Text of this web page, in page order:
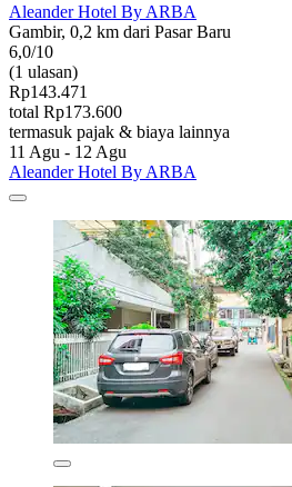
Aleander Hotel By ARBA
Gambir, 0,2 km dari Pasar Baru
6,0/10
(1 ulasan)
Rp143.471
total Rp173.600
termasuk pajak & biaya lainnya
11 Agu - 12 Agu
Aleander Hotel By ARBA